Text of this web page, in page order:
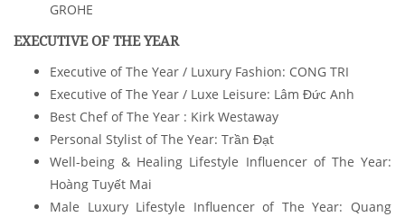
GROHE
EXECUTIVE OF THE YEAR
Executive of The Year / Luxury Fashion: CONG TRI
Executive of The Year / Luxe Leisure: Lâm Đức Anh
Best Chef of The Year : Kirk Westaway
Personal Stylist of The Year: Trần Đạt
Well-being & Healing Lifestyle Influencer of The Year:
Hoàng Tuyết Mai
Male Luxury Lifestyle Influencer of The Year: Quang